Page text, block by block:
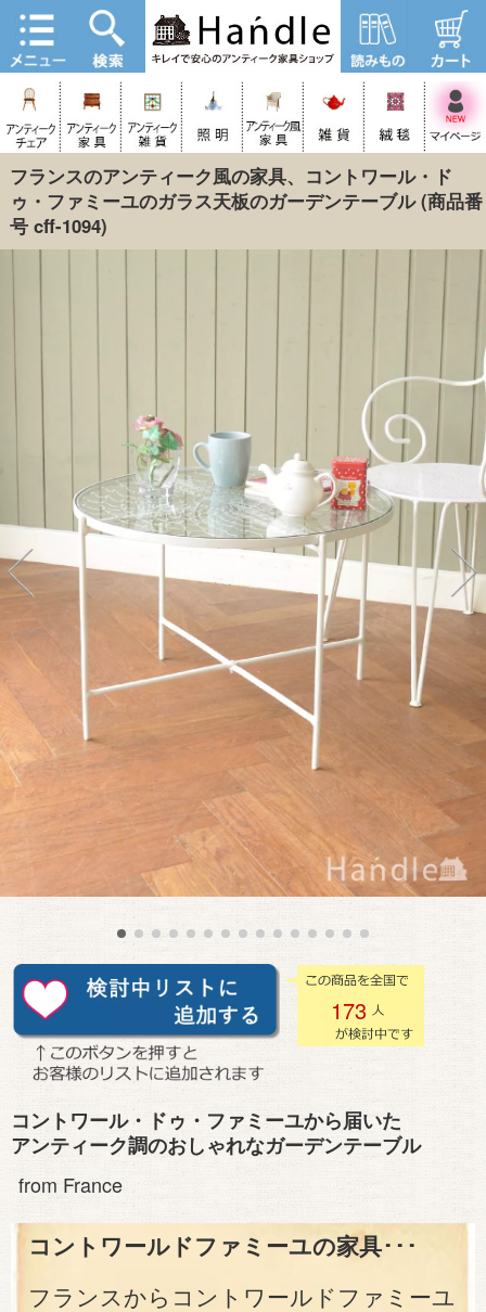
フランスのアンティーク風の家具、コントワール・ド
ゥ・ファミーユのガラス天板のガーデンテーブル(商品番
号 cff-1094)
173
コントワール・ドゥ・ファミーユから届いた
アンティーク調のおしゃれなガーデンテーブル
from France
コントワールドファミーユの家具･･･
フランスからコントワールドファミーユ